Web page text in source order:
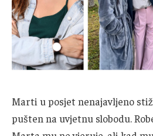
Marti u posjet nenajavljeno
pušten na uvjetnu slobodu.